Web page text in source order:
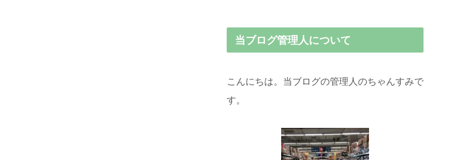
当ブログ管理人について
こんにちは。当ブログの管理人のちゃんすみで
す。